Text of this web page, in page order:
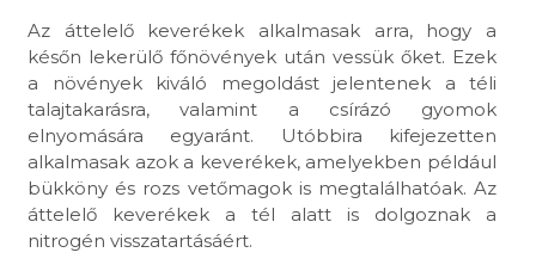
Az áttelelő keverékek alkalmasak arra, hogy a
későn lekerülő főnövények után vessük őket. Ezek
a növények kiváló megoldást jelentenek a téli
talajtakarásra, valamint a csírázó gyomok
elnyomására egyaránt. Utóbbira kifejezetten
alkalmasak azok a keverékek, amelyekben például
bükköny és rozs vetőmagok is megtalálhatóak. Az
áttelelő keverékek a tél alatt is dolgoznak a
nitrogén visszatartásáért.